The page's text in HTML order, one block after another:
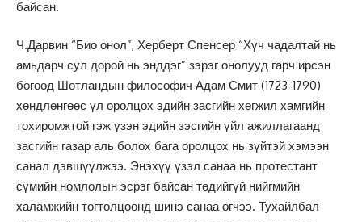
байсан.
Ч.Дарвин “Био онол”, Херберт Спенсер “Хүч чадалтай нь
амьдарч сул дорой нь энддэг” зэрэг онолууд гарч ирсэн
бөгөөд Шотландын философич Адам Смит (1723-1790)
хөндлөнгөөс үл оролцох эдийн засгийн хөгжил хамгийн
тохиромжтой гэж үзэн эдийн зэсгийн үйл ажиллагаанд
засгийн газар аль болох бага оролцох нь зүйтэй хэмээн
санал дэвшүүлжээ. Энэхүү үзэл санаа нь протестант
сүмийн номлолын эсрэг байсан төдийгүй нийгмийн
халамжийн тогтолцоонд шинэ санаа өгчээ. Тухайлбал